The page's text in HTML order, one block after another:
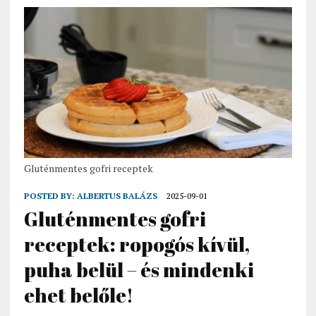
Gluténmentes gofri receptek
POSTED BY: ALBERTUS BALÁZS 2025-09-01
Gluténmentes gofri
receptek: ropogós kívül,
puha belül – és mindenki
ehet belőle!